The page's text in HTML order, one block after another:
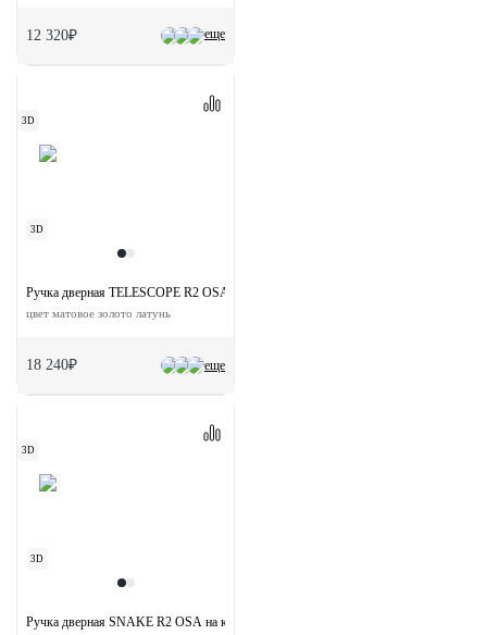
еще
12 320₽
3D
3D
еще
Ручка дверная TELESCOPE R2 OSA раздельная на круглой розетке
цвет матовое золото латунь
18 240₽
3D
3D
Ручка дверная SNAKE R2 OSA на круглой розетке